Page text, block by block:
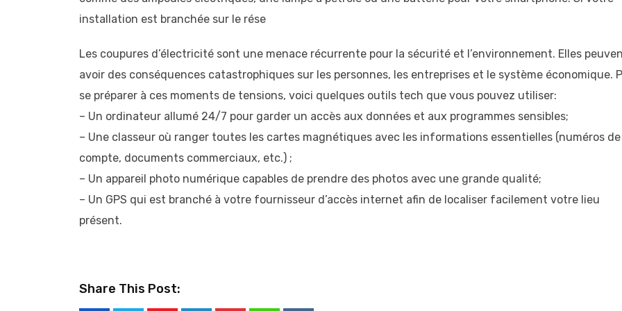
installation est branchée sur le rése
Les coupures d’électricité sont une menace récurrente pour la sécurité et l’environnement. Elles
avoir des conséquences catastrophiques sur les personnes, les entreprises et le système économique.
se préparer à ces moments de tensions, voici quelques outils tech que vous pouvez utiliser:
– Un ordinateur allumé 24/7 pour garder un accès aux données et aux programmes sensibles;
– Une classeur où ranger toutes les cartes magnétiques avec les informations essentielles (numéros de
compte, documents commerciaux, etc.) ;
– Un appareil photo numérique capables de prendre des photos avec une grande qualité;
– Un GPS qui est branché à votre fournisseur d’accès internet afin de localiser facilement votre lieu
présent.
Share This Post: